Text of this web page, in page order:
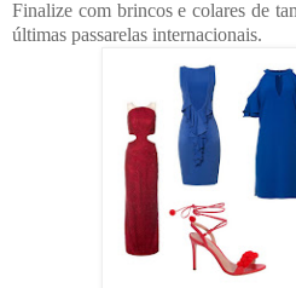
Finalize com brincos e colares de
últimas passarelas internacionais.